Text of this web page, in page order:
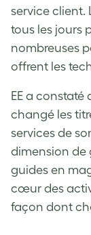
service client.
tous les jours
nombreuses
offrent les
EE a constaté
changé les
services de
dimension de
guides en
cœur des
façon dont